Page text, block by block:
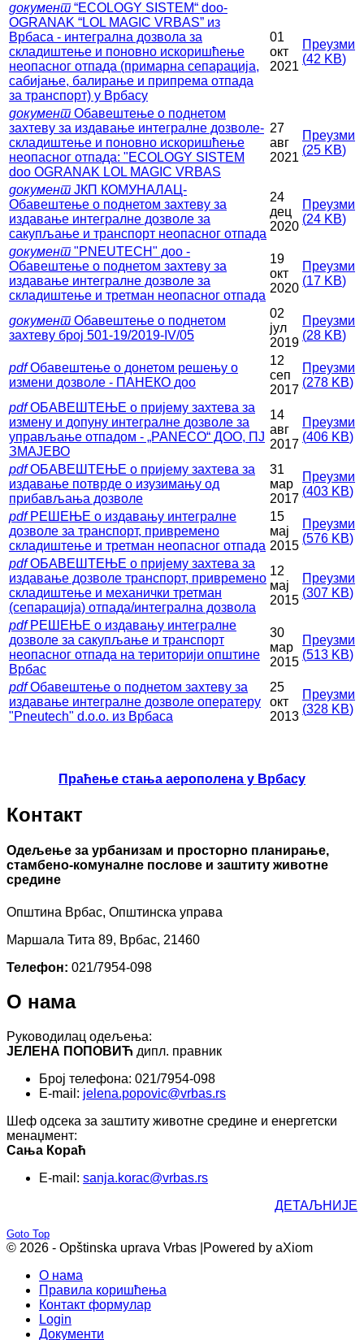
документ “ECOLOGY SISTEM“ doo-
OGRANAK “LOL MAGIC VRBAS” из
Врбаса - интегрална дозвола за
складиштење и поновно искоришћење
неопасног отпада (примарна сепарација,
сабијање, балирање и припрема отпада
за транспорт) у Врбасу
01
окт
2021
Преузми
(42 KB)
документ Обавештење о поднетом
захтеву за издавање интегралне дозволе-
складиштење и поновно искоришћење
неопасног отпада: "ECOLOGY SISTEM
doo OGRANAK LOL MAGIC VRBAS
27
авг
2021
Преузми
(25 KB)
документ ЈКП КОМУНАЛАЦ-
Обавештење о поднетом захтеву за
издавање интегралне дозволе за
сакупљање и транспорт неопасног отпада
24
дец
2020
Преузми
(24 KB)
документ "PNEUTECH" доо -
Обавештење о поднетом захтеву за
издавање интегралне дозволе за
складиштење и третман неопасног отпада
19
окт
2020
Преузми
(17 KB)
документ Обавештење о поднетом
захтеву број 501-19/2019-IV/05
02
јул
2019
Преузми
(28 KB)
pdf Обавештење о донетом решењу о
измени дозволе - ПАНЕКО доо
12
сеп
2017
Преузми
(278 KB)
pdf ОБАВЕШТЕЊЕ о пријему захтева за
измену и допуну интегралне дозволе за
управљање отпадом - „PANECO“ ДОО, ПЈ
ЗМАЈЕВО
14
авг
2017
Преузми
(406 KB)
pdf ОБАВЕШТЕЊЕ о пријему захтева за
издавање потврде о изузимању од
прибављања дозволе
31
мар
2017
Преузми
(403 KB)
pdf РЕШЕЊЕ о издавању интегралне
дозволе зa транспорт, привремено
складиштење и третман неопасног отпада
15
мај
2015
Преузми
(576 KB)
pdf ОБАВЕШТЕЊЕ о пријему захтева за
издавање дозволе транспорт, привремено
складиштење и механички третман
(сепарација) отпада/интегрална дозвола
12
мај
2015
Преузми
(307 KB)
pdf РЕШЕЊЕ о издавању интегралне
дозволе зa сакупљање и транспорт
неопасног отпада на територији општине
Врбас
30
мар
2015
Преузми
(513 KB)
pdf Обавештење о поднетом захтеву за
издавање интегралне дозволе оператеру
"Pneutech" d.o.o. из Врбаса
25
окт
2013
Преузми
(328 KB)
Праћење стања аерополена у Врбасу
Контакт
Одељење за урбанизам и просторно планирање,
стамбено-комуналне послове и заштиту животне
средине
Општина Врбас, Општинска управа
Маршала Тита 89, Врбас, 21460
Телефон: 021/7954-098
О нама
Руководилац одељења:
ЈЕЛЕНА ПОПОВИЋ дипл. правник
Број телефона: 021/7954-098
E-mail: jelena.popovic@vrbas.rs
Шеф одсека за заштиту животне средине и енергетски
менаџмент:
Сања Кораћ
E-mail: sanja.korac@vrbas.rs
ДЕТАЉНИЈЕ
Goto Top
© 2026 - Opštinska uprava Vrbas | Powered by aXiom
О нама
Правила коришћења
Контакт формулар
Login
Документи